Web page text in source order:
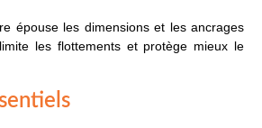
épouse les dimensions et les ancrages
les flottements et protège mieux le